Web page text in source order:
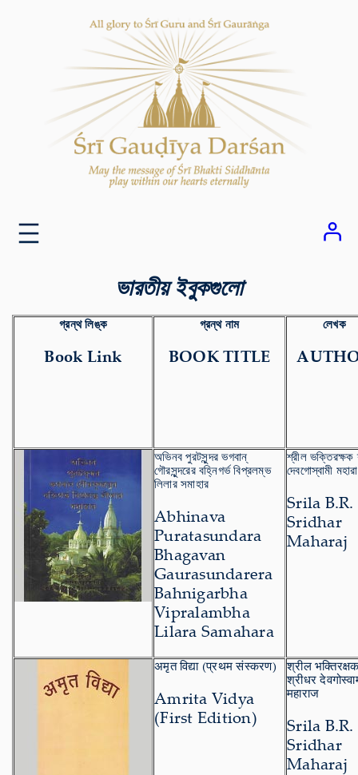
ভারতীয় ইবুকগুলো
গ্রন্থ লিঙ্ক
Book Link
গ্রন্থ নাম
BOOK TITLE
লেখক
অভিনব পুরটসুন্দর ভগবান্
গৌরসুন্দরের বহ্নিগর্ভ বিপ্রলম্ভ
লিলার সমাহার
Abhinava
Puratasundara
Bhagavan
Gaurasundarera
Bahnigarbha
Vipralambha
Lilara Samahara
শ্রীল ভক্তিরক্ষক
দেবগোস্বামী
Srila B.R.
Sridhar
Maharaj
अमृत विद्या (प्रथम संस्करण)
Amrita Vidya
(First Edition)
श्रील
श्रीधर
महाराज
Srila B.R.
Sridhar
Maharaj